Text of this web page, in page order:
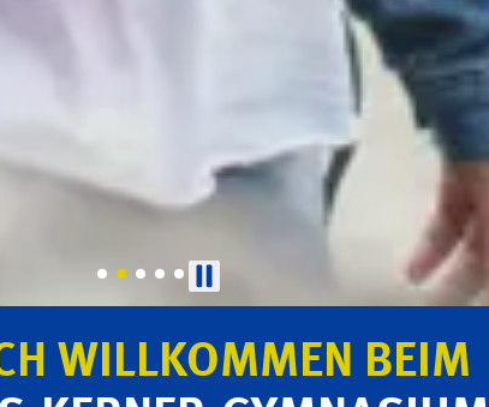
Slideshow
pausieren
WILLKOMMEN BEIM